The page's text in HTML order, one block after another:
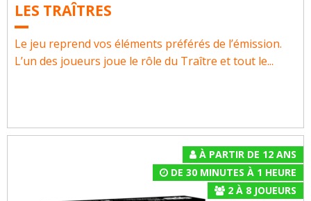
LES TRAÎTRES
Le jeu reprend vos éléments préférés de l’émission.
L’un des joueurs joue le rôle du Traître et tout le...
À PARTIR DE 12 ANS
DE 30 MINUTES À 1 HEURE
2À 8JOUEURS